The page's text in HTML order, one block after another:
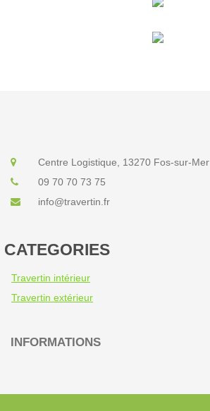
Centre Logistique, 13270 Fos-sur-Mer
09 70 70 73 75
info@travertin.fr
CATEGORIES
Travertin intérieur
Travertin extérieur
INFORMATIONS